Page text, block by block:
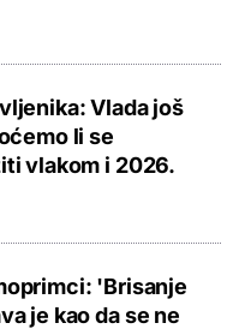
Vlada još
li se
vlakom i 2026.
'Brisanje
je kao da se ne